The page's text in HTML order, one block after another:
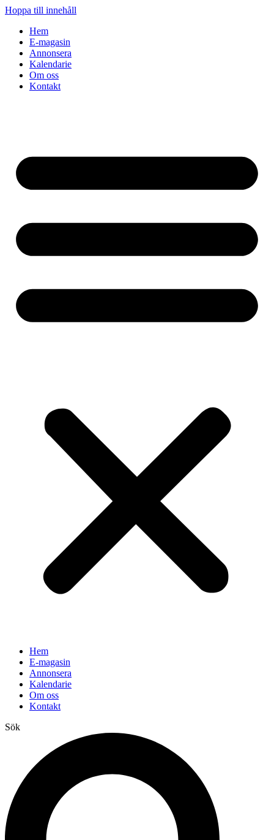
Hoppa till innehåll
Hem
E-magasin
Annonsera
Kalendarie
Om oss
Kontakt
Hem
E-magasin
Annonsera
Kalendarie
Om oss
Kontakt
Sök